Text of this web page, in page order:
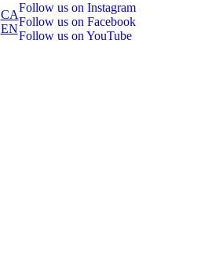
CA
EN
Follow us on Instagram
Follow us on Facebook
Follow us on YouTube